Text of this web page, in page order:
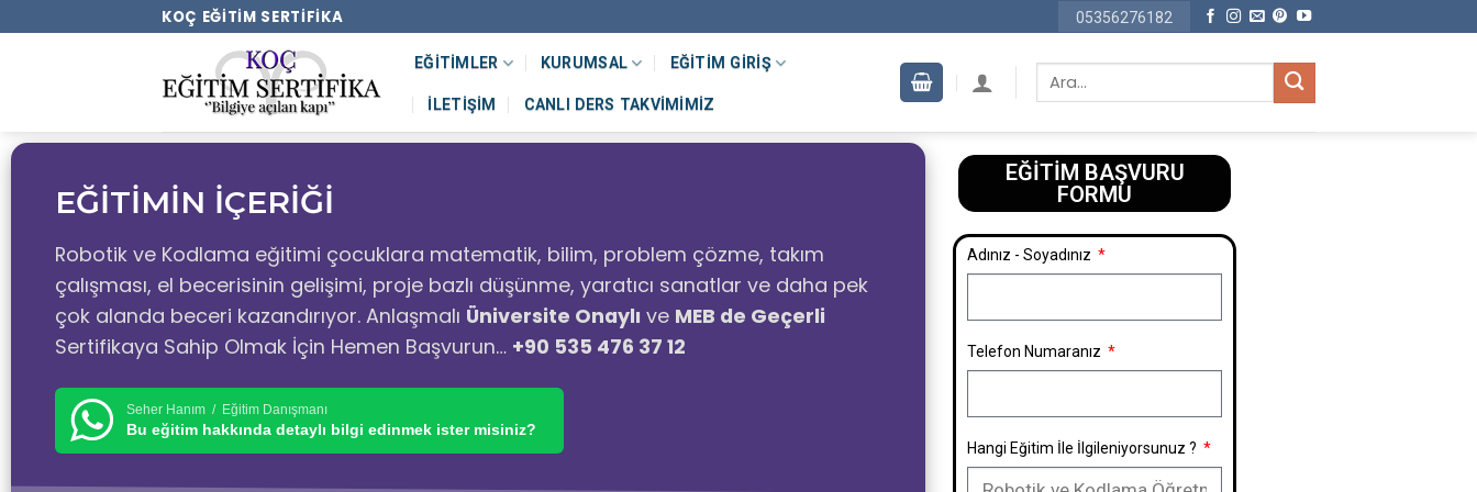
KOÇ EĞITIM SERTIFIKA 05356276182
EĞITIMLER KURUMSAL EĞITIM GIRIŞ
İLETIŞIM CANLI DERS TAKVIMIMIZ
EĞİTİMİN İÇERİĞİ
Robotik ve Kodlama eğitimi çocuklara matematik, bilim, problem çözme, takım
çalışması, el becerisinin gelişimi, proje bazlı düşünme, yaratıcı sanatlar ve daha pek
çok alanda beceri kazandırıyor. Anlaşmalı Üniversite Onaylı ve MEB de Geçerli
Sertifikaya Sahip Olmak İçin Hemen Başvurun… +90 535 476 37 12
Seher Hanım / Eğitim Danışmanı
Bu eğitim hakkında detaylı bilgi edinmek ister misiniz?
EĞİTİM BAŞVURU
FORMU​
Adınız - Soyadınız
Telefon Numaranız
Hangi Eğitim İle İlgileniyorsunuz ?